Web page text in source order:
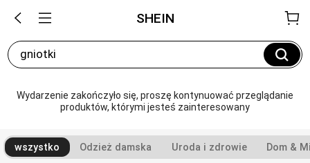
SHEIN
gniotki
Wydarzenie zakończyło się, proszę kontynuować przeglądanie
produktów, którymi jesteś zainteresowany
wszystko Odzież damska Uroda i zdrowie Dom &